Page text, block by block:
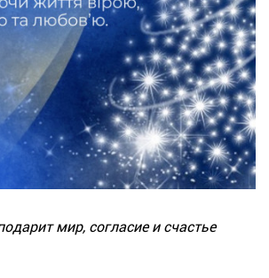
мир, согласие и счастье